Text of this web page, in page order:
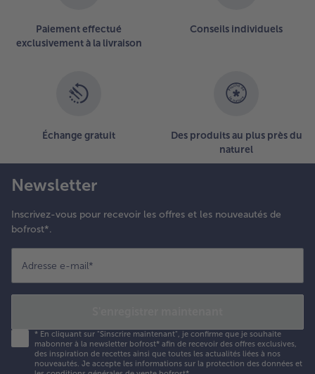
Paiement effectué
exclusivement à la livraison
Conseils individuels
Échange gratuit
Des produits au plus près du
naturel
Newsletter
Inscrivez-vous pour recevoir les offres et les nouveautés de
bofrost*.
Adresse e-mail*
* En cliquant sur "Sinscrire maintenant", je confirme que je souhaite
mabonner à la newsletter bofrost* afin de recevoir des offres exclusives,
des inspiration de recettes ainsi que toutes les actualités liées à nos
nouveautés. Je accepte les informations sur la protection des données et